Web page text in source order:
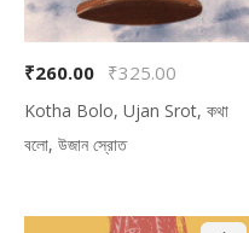
₹260.00 ₹325.00
Kotha Bolo, Ujan Srot, কথা
বলো, উজান স্রোত